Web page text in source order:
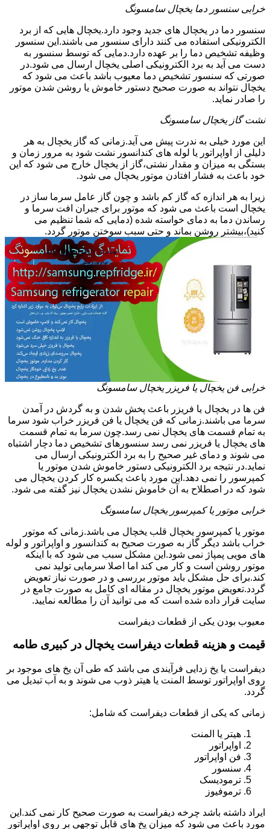
خرابی سنسور دما یخچال سامسونگ
سنسور دما در یخچال های جدید وجود دارد.یخچال هایی که از برد
الکترونیکی استفاده می کنند دارای سنسور می باشند.این سنسور
وظیفه تشخیص دما را بر عهده دارد.دمایی که توسط سنسور به
دست می آید به برد الکترونیکی اصلی یخچال ارسال می شود.در
صورتی که سنسور تشخیص دما معیوب باشد باعث می شود که
یخچال نتواند به صورت صحیح دستور خاموش یا روشن شدن موتور
را صادر نماید.
نشت گاز یخچال سامسونگ
این مورد خیلی به ندرت پیش می آید.زمانی که گاز یخچال به هر
دلیلی از اواپراتور یا لوله های کندانسور نشت شود به مرور زمان و
بستگی به میزان و مقدار نشتی،گاز از یخچال خارج می شود که این
خود باعث به فشار افتادن موتور یخچال می شود.
زیرا به هر اندازه که گاز کم باشد و چون گاز عامل سرما ساز در
یخچال است باعث می شود که موتور برای جبران افت سرما و
رساندن دما به دمای خواسته شده (دمایی که شما تنظیم می
کنید)،بیشتر روشن بماند و حتی سبب سوختن موتور گردد.
خرابی فن یخچال یا فریزر یخچال سامسونگ
فن ها در یخچال یا فریزر باعث پخش شدن و به گردش در آمدن
سرما می باشند.زمانی که فن یخچال یا فن فریزر خراب شود سرما
به تمام قسمت های یخچال نمی رسد.چون سرما به تمام قسمت
های یخچال یا فریزر نمی رسد سنسورهای تشخیص دما دچار اشتباه
می شوند و دمای غیر صحیح را به برد الکترونیکی ارسال می
نماید.در نتیجه برد الکترونیکی دستور خاموش شدن موتور یا
کمپرسور را نمی دهد.این مورد باعث یکسره کار کردن یخچال می
شود که در اصطلاح به آن خاموش نشدن یخچال نیز گفته می شود.
خرابی موتور یا کمپرسور یخچال سامسونگ
موتور یا کمپرسور یخچال قلب یخچال می باشد.زمانی که موتور
خراب باشد دیگر گاز به صورت صحیح به کندانسور و اواپراتور و لوله
های مویی پمپاژ نمی شود.این مشکل سبب می شود که با اینکه
موتور روشن است و کار می کند اما اصلا سرمایی تولید نمی
کند.برای حل مشکل باید موتور بررسی و در صورت نیاز تعویض
گردد.تعویض موتور یخچال در مقاله ای کامل به صورت جامع در
سایت قرار داده شده است که می توانید آن را مطالعه نمایید.
معیوب بودن یکی از قطعات دیفراست
قیمت و هزینه قطعات دیفراست یخچال در کبیری طامه
دیفراست یا یخ زدایی فرآیندی می باشد که طی آن یخ های موجود بر
روی اواپراتور توسط المنت یا هیتر ذوب می شوند و به آب تبدیل می
گردد.
زمانی که یکی از قطعات دیفراست که شامل:
هیتر یا المنت
اواپراتور
فن اواپراتور
سنسور
ترمودیسک
ترموفیوز
ایراد داشته باشد چرخه دیفراست به صورت صحیح کار نمی کند.این
مورد باعث می شود که میزان یخ های قابل توجهی بر روی اواپراتور